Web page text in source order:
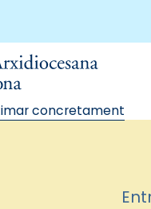
concretament